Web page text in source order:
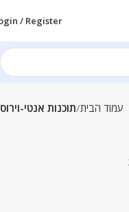
/ Register
עמוד הבית תוכנות אנטי-וירוס